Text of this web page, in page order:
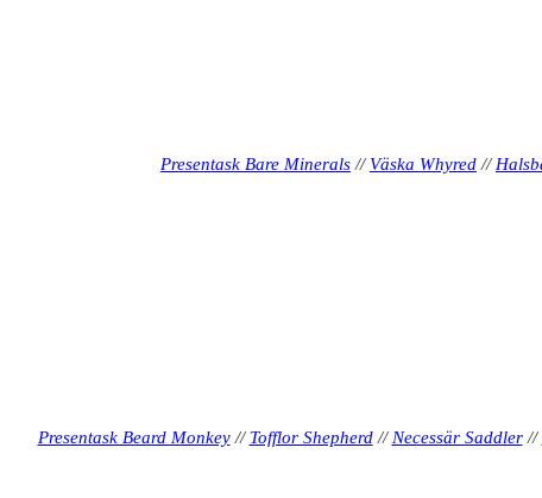
Presentask Bare Minerals// Väska Whyred//
Presentask Beard Monkey// Tofflor Shepherd//Necessär Saddler//